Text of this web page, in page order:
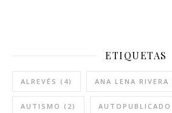
ETIQUETAS
ALREVÉS (4) ANA LENA RIVERA
AUTISMO (2) AUTOPUBLICADO